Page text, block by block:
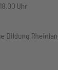
Uhr
Bildung